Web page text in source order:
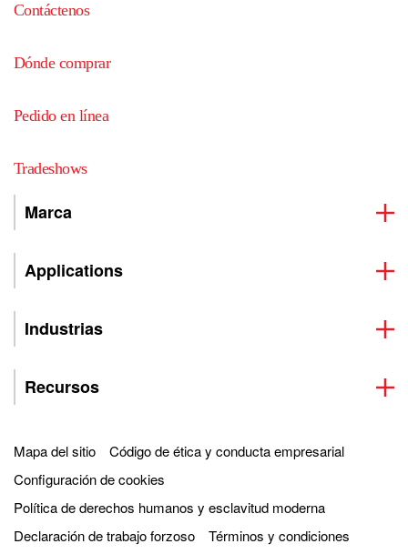
Contáctenos
Dónde comprar
Pedido en línea
Tradeshows
Marca
Applications
Industrias
Recursos
Mapa del sitio
Código de ética y conducta empresarial
Configuración de cookies
Política de derechos humanos y esclavitud moderna
Declaración de trabajo forzoso
Términos y condiciones